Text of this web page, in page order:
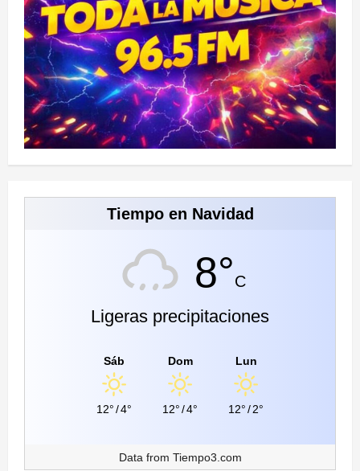
Tiempo en Navidad
8°C
Ligeras precipitaciones
Sáb
12°/4°
Dom
12°/4°
Lun
12°/2°
Data from Tiempo3.com